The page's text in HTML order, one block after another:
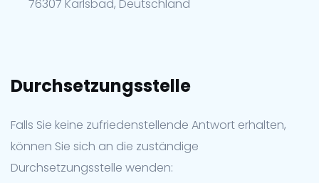
76307 Karlsbad, Deutschland
Durchsetzungsstelle
Falls Sie keine zufriedenstellende Antwort erhalten,
können Sie sich an die zuständige
Durchsetzungsstelle wenden: